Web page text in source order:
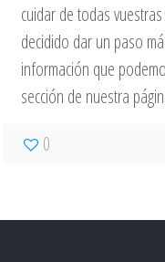
cuidar de todas
decidido dar un paso
información que
sección de nuestra
0